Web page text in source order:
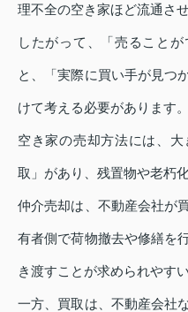
理不全の空き家ほど流通さ
したがって、「売ること
と、「実際に買い手が見つ
けて考える必要があります。
空き家の売却方法には、
取」があり、残置物や老朽
仲介売却は、不動産会社が
有者側で荷物撤去や修繕を
き渡すことが求められやす
一方、買取は、不動産会社